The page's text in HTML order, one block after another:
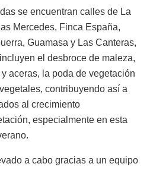
se encuentran calles de La
Mercedes, Finca España,
Guamasa y Las Canteras,
el desbroce de maleza,
aceras, la poda de vegetación
contribuyendo así a
al crecimiento
especialmente en esta
a cabo gracias a un equipo